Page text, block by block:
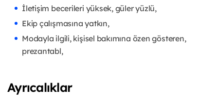
İletişim becerileri yüksek, güler yüzlü,
Ekip çalışmasına yatkın,
Modayla ilgili, kişisel bakımına özen gösteren,
prezantabl,
Ayrıcalıklar